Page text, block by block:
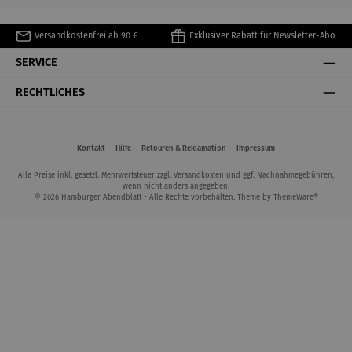
Versandkostenfrei ab 90 € Exklusiver Rabatt für Newsletter-Abo
SERVICE
RECHTLICHES
Kontakt Hilfe Retouren & Reklamation Impressum
Alle Preise inkl. gesetzl. Mehrwertsteuer zzgl. Versandkosten und ggf. Nachnahmegebühren,
wenn nicht anders angegeben.
© 2026 Hamburger Abendblatt - Alle Rechte vorbehalten. Theme by ThemeWare®